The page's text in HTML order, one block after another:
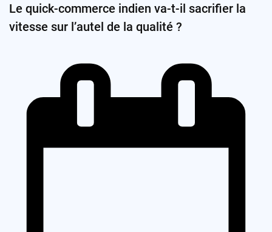
Le quick-commerce indien va-t-il sacrifier la
vitesse sur l’autel de la qualité ?